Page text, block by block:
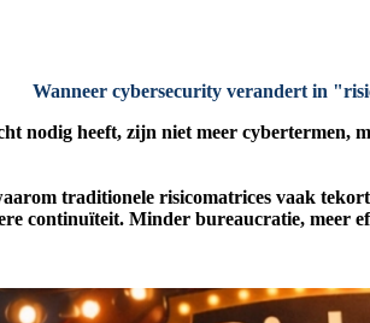
Wanneer cybersecurity verandert in
nodig heeft, zijn niet meer
traditionele risicomatrices vaak
continuïteit. Minder bureaucratie, meer